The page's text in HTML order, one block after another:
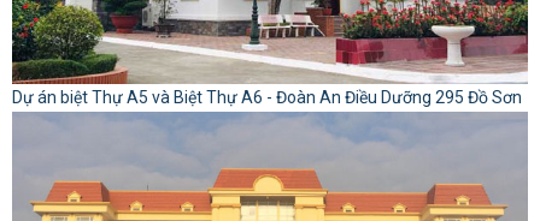
Dự án biệt Thự A5 và Biệt Thự A6 - Đoàn An Điều Dưỡng 295 Đồ Sơn